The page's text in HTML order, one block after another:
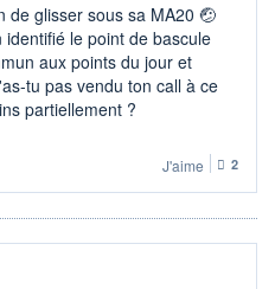
de glisser sous sa MA20 🤕​
identifié le point de bascule
aux points du jour et
tu pas vendu ton call à ce
partiellement ?
J'aime 2